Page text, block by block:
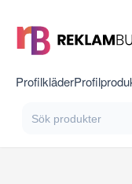
Profilkläder